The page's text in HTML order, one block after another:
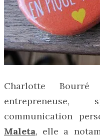
Charlotte
communication
Maleta, elle a